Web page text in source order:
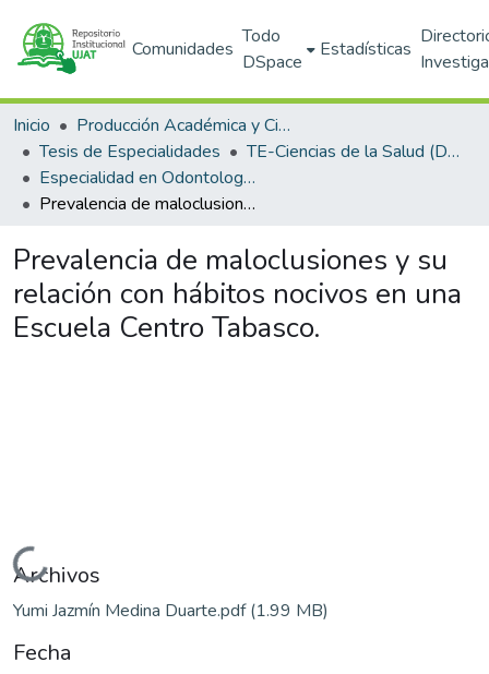
Comunidades
Todo
DSpace
Estadísticas
Inicio
Producción Académica y Científica
Tesis de Especialidades
TE-Ciencias de la Salud (DACS)
Especialidad en Odontología Infantil (PNPC)
Prevalencia de maloclusiones y su relación con hábitos nocivos en una Escuela Centro Tabasco.
Prevalencia de maloclusiones y su
relación con hábitos nocivos en una
Escuela Centro Tabasco.
Cargando...
Archivos
Yumi Jazmín Medina Duarte.pdf(1.99 MB)
Fecha